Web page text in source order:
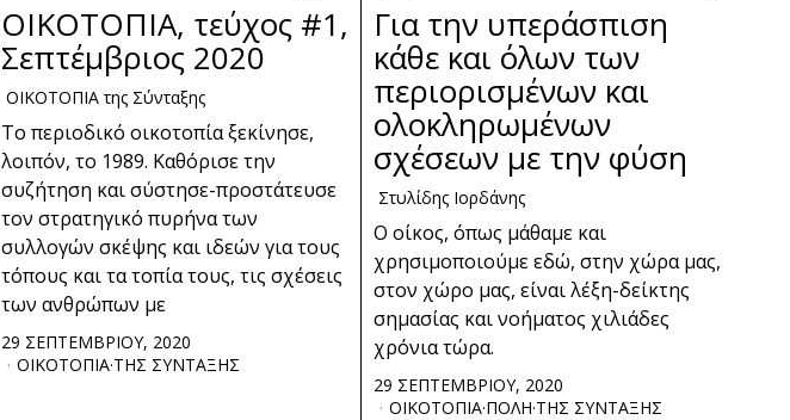
ΟΙΚΟΤΟΠΙΑ, τεύχος #1,
Σεπτέμβριος 2020
ΟΙΚΟΤΟΠΙΑ της Σύνταξης
Το περιοδικό οικοτοπία ξεκίνησε,
λοιπόν, το 1989. Καθόρισε την
συζήτηση και σύστησε-προστάτευσε
τον στρατηγικό πυρήνα των
συλλογών σκέψης και ιδεών για τους
τόπους και τα τοπία τους, τις σχέσεις
των ανθρώπων με
29 ΣΕΠΤΕΜΒΡΙΟΥ, 2020
ΟΙΚΟΤΟΠΙΑ·ΤΗΣ ΣΥΝΤΑΞΗΣ
Για την υπεράσπιση
κάθε και όλων των
περιορισμένων και
ολοκληρωμένων
σχέσεων με την φύση
Στυλίδης Ιορδάνης
Ο οίκος, όπως μάθαμε και
χρησιμοποιούμε εδώ, στην χώρα μας,
στον χώρο μας, είναι λέξη-δείκτης
σημασίας και νοήματος χιλιάδες
χρόνια τώρα.
29 ΣΕΠΤΕΜΒΡΙΟΥ, 2020
ΟΙΚΟΤΟΠΙΑ·ΠΟΛΗ·ΤΗΣ ΣΥΝΤΑΞΗΣ